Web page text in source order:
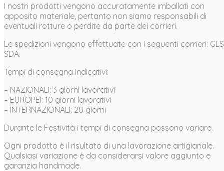
I nostri prodotti vengono accuratamente imballati con
apposito materiale, pertanto non siamo responsabili di
eventuali rotture o perdite da parte dei corrieri.
Le spedizioni vengono effettuate con i seguenti corrieri:
SDA.
Tempi di consegna indicativi:
– NAZIONALI: 3 giorni lavorativi
– EUROPEI: 10 giorni lavorativi
– INTERNAZIONALI: 20 giorni
Durante le Festività i tempi di consegna possono variare.
Ogni prodotto è il risultato di una lavorazione artigianale.
Qualsiasi variazione è da considerarsi valore aggiunto e
garanzia handmade.